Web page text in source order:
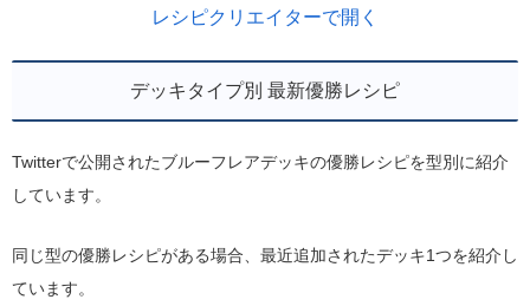
レシピクリエイターで開く
デッキタイプ別 最新優勝レシピ
Twitterで公開されたブルーフレアデッキの優勝レシピを型別に紹介
しています。
同じ型の優勝レシピがある場合、最近追加されたデッキ1つを紹介し
ています。